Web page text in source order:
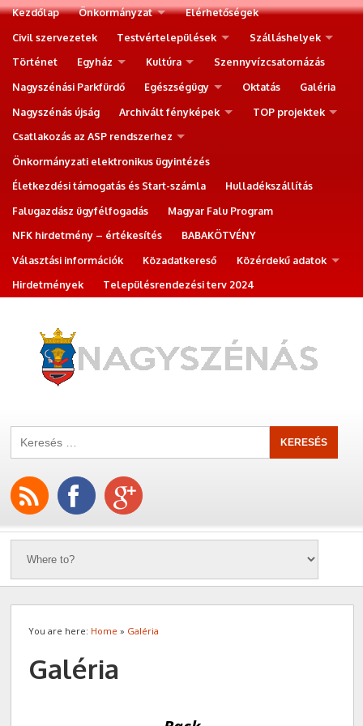
Kezdőlap Önkormányzat
Elérhetőségek
Civil szervezetek
Testvértelepülések
Szálláshelyek
Történet
Egyház Kultúra
Szennyvízcsatornázás
Nagyszénási Parkfürdő
Egészségügy Oktatás
Galéria
Nagyszénás újság
Archivált fényképek
TOP projektek
Csatlakozás az ASP rendszerhez
Önkormányzati elektronikus ügyintézés
Életkezdési támogatás és Start-számla
Hulladékszállítás
Falugazdász ügyfélfogadás
Magyar Falu Program
NFK hirdetmény – értékesítés
BABAKÖTVÉNY
Választási információk
Közadatkereső
Közérdekű adatok
Hirdetmények
Településrendezési terv 2024
You are here: Home » Galéria
Galéria